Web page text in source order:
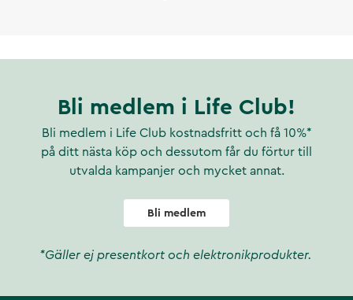
Bli medlem i Life Club!
Bli medlem i Life Club kostnadsfritt och få 10%*
på ditt nästa köp och dessutom får du förtur till
utvalda kampanjer och mycket annat.
Bli medlem
*Gäller ej presentkort och elektronikprodukter.